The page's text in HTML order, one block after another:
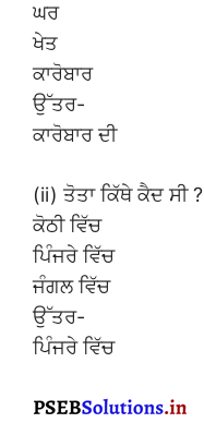
ਘਰ
ਖੇਤ
ਕਾਰੋਬਾਰ
ਉੱਤਰ-
ਕਾਰੋਬਾਰ ਦੀ
(ii) ਤੋਤਾ ਕਿੱਥੇ ਕੈਦ ਸੀ ?
ਕੋਠੀ ਵਿੱਚ
ਪਿੰਜਰੇ ਵਿੱਚ
ਜੰਗਲ ਵਿੱਚ
ਉੱਤਰ-
ਪਿੰਜਰੇ ਵਿੱਚ